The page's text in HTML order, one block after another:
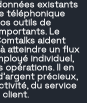
existants
téléphonique
outils de
Le
aident
atteindre un flux
individuel,
opérations. Il en
précieux,
du service
client.